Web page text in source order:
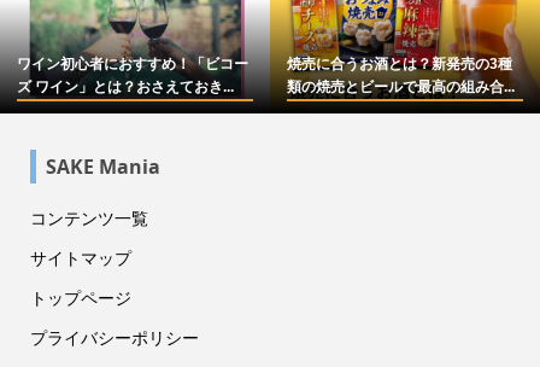
すすめ！「ビコー
おさえておき...
焼売に合うお酒とは？新発売の3種
類の焼売とビールで最高の組み合...
【2023年】お
10選をお酒メ
SAKE Mania
コンテンツ一覧
サイトマップ
トップページ
プライバシーポリシー